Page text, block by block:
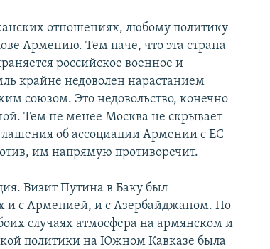
отношениях, любому политику
Армению. Тем паче, что эта страна –
российское военное и
крайне недоволен нарастанием
союзом. Это недовольство, конечно
Тем не менее Москва не скрывает
об ассоциации Армении с ЕС
им напрямую противоречит.
Визит Путина в Баку был
и с Арменией, и с Азербайджаном. По
случаях атмосфера на армянском и
политики на Южном Кавказе была